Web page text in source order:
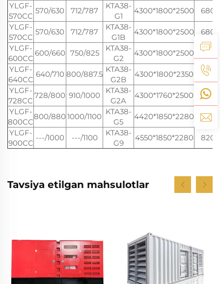
YLGF-
570CC
570/630 712/787
KTA38-
G1
4300*1800*2500
6800
YLGF-
570CC
570/630 712/787
KTA38-
G1B
4300*1800*2500
6800
YLGF-
600CC
600/660 750/825
KTA38-
G2
4300*1800*2500
7300
YLGF-
640CC
640/710 800/887.5
KTA38-
G2B
4300*1800*2350
7300
YLGF-
728CC
728/800 910/1000
KTA38-
G2A
4300*1760*2500
7500
YLGF-
800CC
800/880 1000/1100
KTA38-
G5
4420*1850*2280
7900
YLGF-
900CC
---/1000 ---/1100
KTA38-
G9
4550*1850*2280 8200
Tavsiya etilgan mahsulotlar